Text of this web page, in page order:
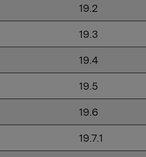
19.2
19.3
19.4
19.5
19.6
19.7.1